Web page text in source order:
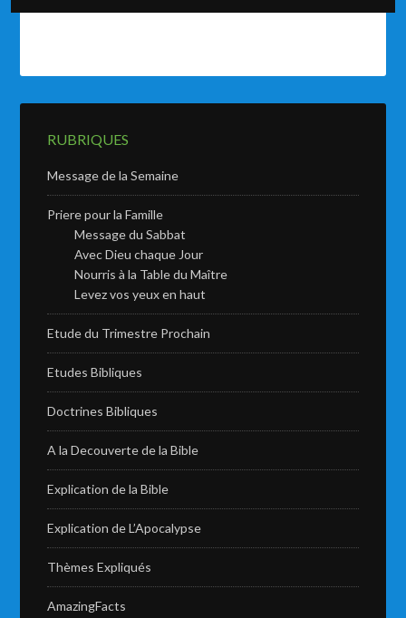
RUBRIQUES
Message de la Semaine
Priere pour la Famille
Message du Sabbat
Avec Dieu chaque Jour
Nourris à la Table du Maître
Levez vos yeux en haut
Etude du Trimestre Prochain
Etudes Bibliques
Doctrines Bibliques
A la Decouverte de la Bible
Explication de la Bible
Explication de L’Apocalypse
Thèmes Expliqués
AmazingFacts